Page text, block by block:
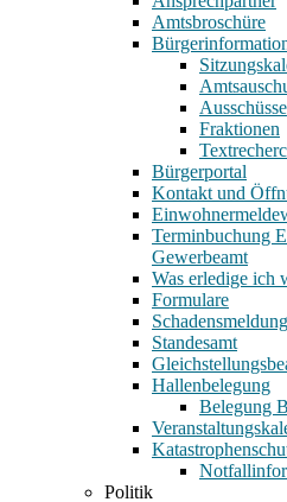
Amtsbroschüre
Ausschüsse
Fraktionen
Bürgerportal
Kontakt und
Terminbuchung
Gewerbeamt
Was erledige ich
Formulare
Schadensmeldung
Standesamt
Hallenbelegung
Belegung
Politik